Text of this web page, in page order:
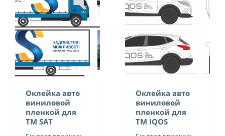
Оклейка авто
виниловой
пленкой для
ТМ SAT
Оклейка авто
виниловой
пленкой для
ТМ IQOS